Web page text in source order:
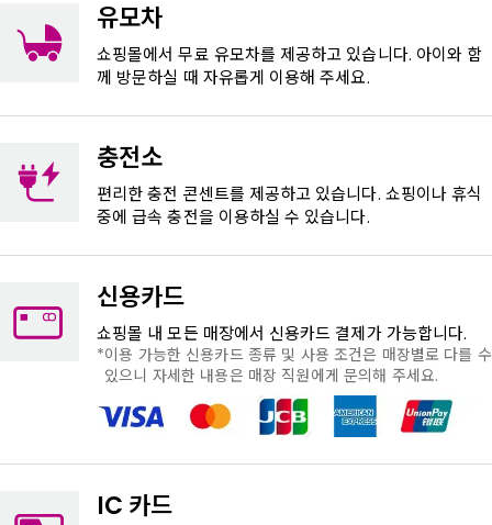
유모차
쇼핑몰에서 무료 유모차를 제공하고 있습니다. 아이와 함
께 방문하실 때 자유롭게 이용해 주세요.
충전소
편리한 충전 콘센트를 제공하고 있습니다. 쇼핑이나 휴식
중에 급속 충전을 이용하실 수 있습니다.
신용카드
쇼핑몰 내 모든 매장에서 신용카드 결제가 가능합니다.
이용 가능한 신용카드 종류 및 사용 조건은 매장별로 다를 수
있으니 자세한 내용은 매장 직원에게 문의해 주세요.
IC 카드